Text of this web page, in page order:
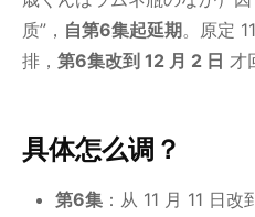
质”， 自第6集起延期。原定
排， 第6集改到 12 月 2 日 才
具体怎么调？
第6集 ：从 11 月 11 日改